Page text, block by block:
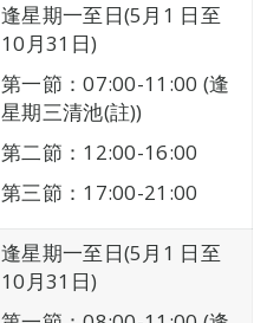
逢星期一至日(5月1 日至
10月31日)
第一節：07:00-11:00 (逢
星期三清池(註))
第二節：12:00-16:00
第三節：17:00-21:00
逢星期一至日(5月1 日至
10月31日)